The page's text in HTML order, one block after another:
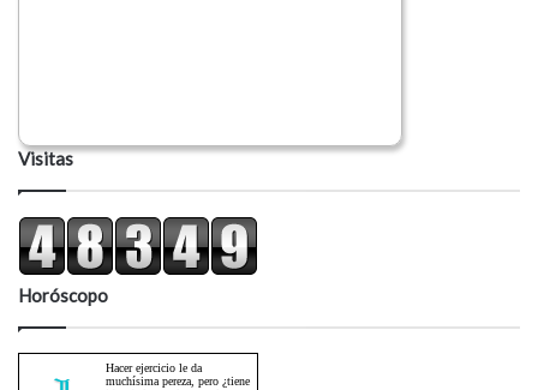
Visitas
Horóscopo